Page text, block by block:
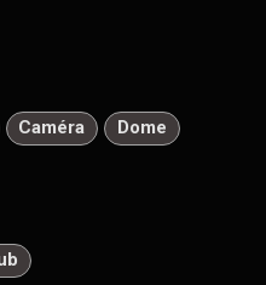
Caméra Dome